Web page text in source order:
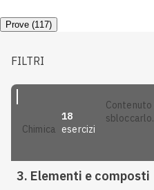
Prove (117)
FILTRI
chimica
18
esercizi
contenuto riservato: accedi per
sbloccarlo.
3. Elementi e composti